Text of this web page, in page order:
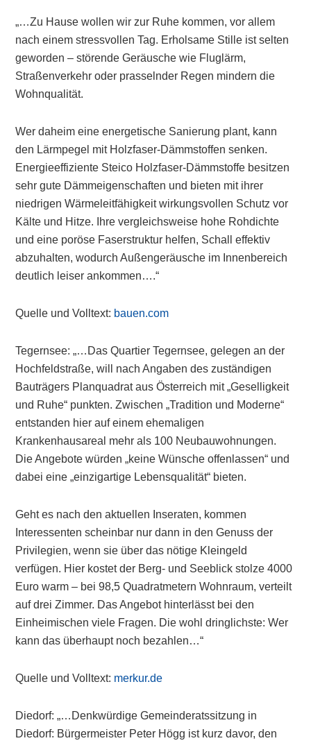
„…Zu Hause wollen wir zur Ruhe kommen, vor allem
nach einem stressvollen Tag. Erholsame Stille ist selten
geworden – störende Geräusche wie Fluglärm,
Straßenverkehr oder prasselnder Regen mindern die
Wohnqualität.
Wer daheim eine energetische Sanierung plant, kann
den Lärmpegel mit Holzfaser-Dämmstoffen senken.
Energieeffiziente Steico Holzfaser-Dämmstoffe besitzen
sehr gute Dämmeigenschaften und bieten mit ihrer
niedrigen Wärmeleitfähigkeit wirkungsvollen Schutz vor
Kälte und Hitze. Ihre vergleichsweise hohe Rohdichte
und eine poröse Faserstruktur helfen, Schall effektiv
abzuhalten, wodurch Außengeräusche im Innenbereich
deutlich leiser ankommen….“
Quelle und Volltext: bauen.com
Tegernsee: „…Das Quartier Tegernsee, gelegen an der
Hochfeldstraße, will nach Angaben des zuständigen
Bauträgers Planquadrat aus Österreich mit „Geselligkeit
und Ruhe“ punkten. Zwischen „Tradition und Moderne“
entstanden hier auf einem ehemaligen
Krankenhausareal mehr als 100 Neubauwohnungen.
Die Angebote würden „keine Wünsche offenlassen“ und
dabei eine „einzigartige Lebensqualität“ bieten.
Geht es nach den aktuellen Inseraten, kommen
Interessenten scheinbar nur dann in den Genuss der
Privilegien, wenn sie über das nötige Kleingeld
verfügen. Hier kostet der Berg- und Seeblick stolze 4000
Euro warm – bei 98,5 Quadratmetern Wohnraum, verteilt
auf drei Zimmer. Das Angebot hinterlässt bei den
Einheimischen viele Fragen. Die wohl dringlichste: Wer
kann das überhaupt noch bezahlen…“
Quelle und Volltext: merkur.de
Diedorf: „…Denkwürdige Gemeinderatssitzung in
Diedorf: Bürgermeister Peter Högg ist kurz davor, den